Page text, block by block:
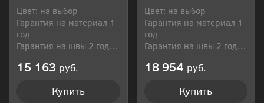
Цвет: на выбор
Гарантия на материал 1
год
Гарантия на швы 2 года
15 163 руб.
Купить
Цвет: на выбор
Гарантия на материал 1
год
Гарантия на швы 2 года
18 954 руб.
Купить